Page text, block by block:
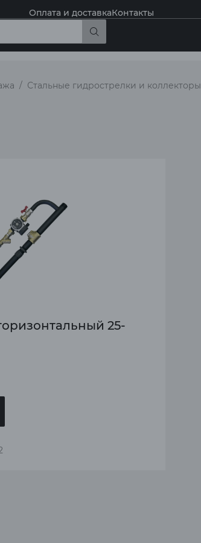
Оплата и доставкаКонтакты
Стальные гидрострелки и коллекторы
25-